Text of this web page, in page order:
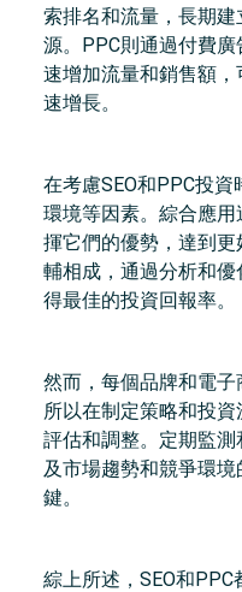
索排名和流量，長期
源。PPC則通過付費
速增加流量和銷售額
速增長。
在考慮SEO和PPC投
環境等因素。綜合應
揮它們的優勢，達到更
輔相成，通過分析和
得最佳的投資回報率。
然而，每個品牌和電子
所以在制定策略和投
評估和調整。定期監測
及市場趨勢和競爭環
鍵。
綜上所述，SEO和